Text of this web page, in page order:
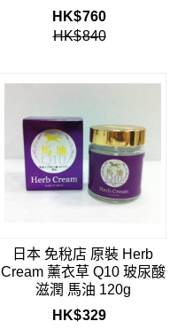
HK$760
HK$840
日本 免稅店 原裝 Herb
Cream 薰衣草 Q10 玻尿酸
滋潤 馬油 120g
HK$329